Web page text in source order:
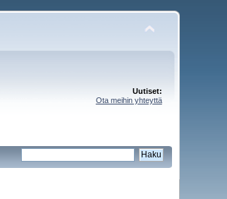
Uutiset:
Ota meihin yhteyttä